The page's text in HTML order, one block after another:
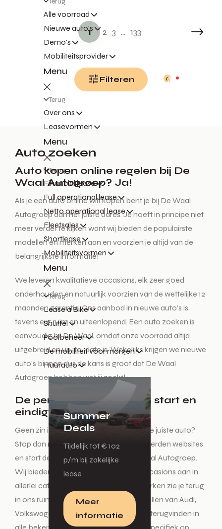
Alle voorraad
Nieuwe auto's
Demo's
Mobiliteitsprovider
Menu
Terug
Over ons
Leasevormen
Menu
Terug
Financial lease
Full operational lease
Netto operational lease
Fleetsales
Shortlease
Mobiliteitsvormen
Menu
Terug
Lease a Bike
Shuttel
Poolbeheer
De mobiliteit voor morgen
Huurauto
Summer
Deals
Tijdelijk tot € 102
p/m bij zakelijke
lease
Meer
informatie
0
1 2 3 ... 133
Filteren
Auto zoeken
Auto kopen online regelen bij De
Waal Autogroep? Ja!
Als je een auto online wilt kopen bent je bij De Waal
Autogroep aan het juiste adres. Je hoeft in principe niet
meer verder te kijken want wij bieden de populairste
modellen en merken aan en voorzien je altijd van de
belangrijkste informatie!
We leveren kwalitatieve occasions, elk zeer goed
onderhouden en natuurlijk voorzien van de wettelijke 12
maanden garantie. Ons aanbod in nieuwe auto’s is
tevens erg ruim en uiteenlopend. Een auto zoeken is
eenvoudig bij De Waal, omdat onze voorraad altijd
uitgebreid en up-to-date is. Wekelijks krijgen we nieuwe
auto’s binnen dus de kans is groot dat De Waal
Autogroep hebben wat jij zoekt!
De perfecte auto zoeken start en
eindigt hier!
Geen zin in een lange zoektocht naar de juiste auto?
Stop dan met het auto zoeken op honderden websites
en start deze tocht enkel nog bij De Waal Autogroep.
Wij bieden diverse nieuwe auto’s en occasions aan in
allerlei categorieën. Alle vertrouwde merken zie je terug
in ons ruime aanbod. De mooiste modellen van Audi,
Volkswagen, Škoda en SEAT kun je hier terugvinden in
alle bekende uitvoeringen. Ben je heel specifiek op